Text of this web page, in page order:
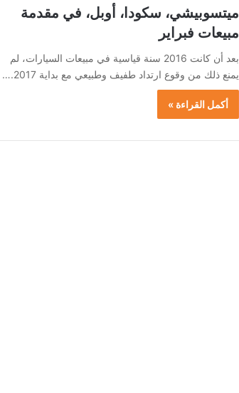
ميتسوبيشي، سكودا، أوبل، في مقدمة
مبيعات فبراير
بعد أن كانت 2016 سنة قياسية في مبيعات السيارات، لم
يمنع ذلك من وقوع ارتداد طفيف وطبيعي مع بداية 2017.…
أكمل القراءة »